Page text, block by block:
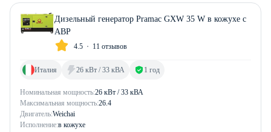
Дизельный генератор Pramac GXW 35 W в кожухе с
АВР
4.5 11 отзывов
Номинальная мощность:26 кВт / 33 кВА
Максимальная мощность:26.4
Двигатель:Weichai
Исполнение:в кожухе
Италия 26 кВт / 33 кВА 1 год